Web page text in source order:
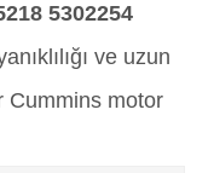
5302254
ve uzun
Cummins motor